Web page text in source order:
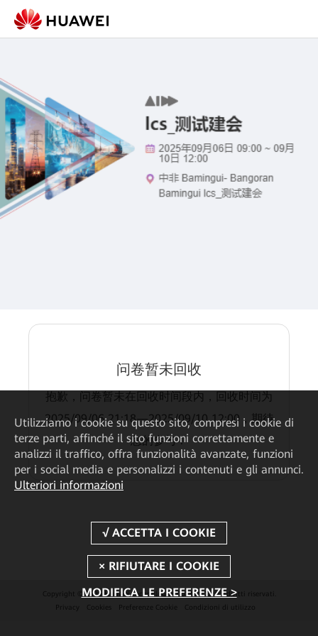
问卷暂未回收
抱歉，问卷暂未在回收时间段内，回收时间为
2025/09/06 21:18—2025/09/10 12:00，期待
您的参与！
Copyright © 2026 Huawei Technologies Co., Ltd. Tutti i diritti riservati.
Privacy
Cookies Preferenze Cookie Condizioni di utilizzo
Utilizziamo i cookie su questo sito, compresi i cookie di
terze parti, affinché il sito funzioni correttamente e
analizzi il traffico, offra funzionalità avanzate, funzioni
per i social media e personalizzi i contenuti e gli annunci.
Ulteriori informazioni
MODIFICA LE PREFERENZE >